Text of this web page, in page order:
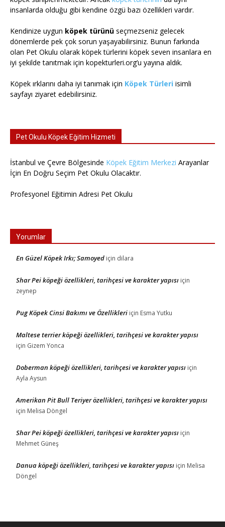
insanlarda olduğu gibi kendine özgü bazı özellikleri vardır.
Kendinize uygun köpek türünü seçmezseniz gelecek
dönemlerde pek çok sorun yaşayabilirsiniz. Bunun farkında
olan Pet Okulu olarak köpek türlerini köpek seven insanlara en
iyi şekilde tanıtmak için kopekturleri.org’u yayına aldık.
Köpek ırklarını daha iyi tanımak için Köpek Türleri isimli
sayfayı ziyaret edebilirsiniz.
Pet Okulu Köpek Eğitim Hizmeti
İstanbul ve Çevre Bölgesinde Köpek Eğitim Merkezi Arayanlar
İçin En Doğru Seçim Pet Okulu Olacaktır.
Profesyonel Eğitimin Adresi Pet Okulu
Yorumlar
En Güzel Köpek Irkı; Samoyed için dilara
Shar Pei köpeği özellikleri, tarihçesi ve karakter yapısı için
zeynep
Pug Köpek Cinsi Bakımı ve Özellikleri için Esma Yutku
Maltese terrier köpeği özellikleri, tarihçesi ve karakter yapısı
için Gizem Yonca
Doberman köpeği özellikleri, tarihçesi ve karakter yapısı için
Ayla Aysun
Amerikan Pit Bull Teriyer özellikleri, tarihçesi ve karakter yapısı
için Melisa Döngel
Shar Pei köpeği özellikleri, tarihçesi ve karakter yapısı için
Mehmet Güneş
Danua köpeği özellikleri, tarihçesi ve karakter yapısı için Melisa
Döngel